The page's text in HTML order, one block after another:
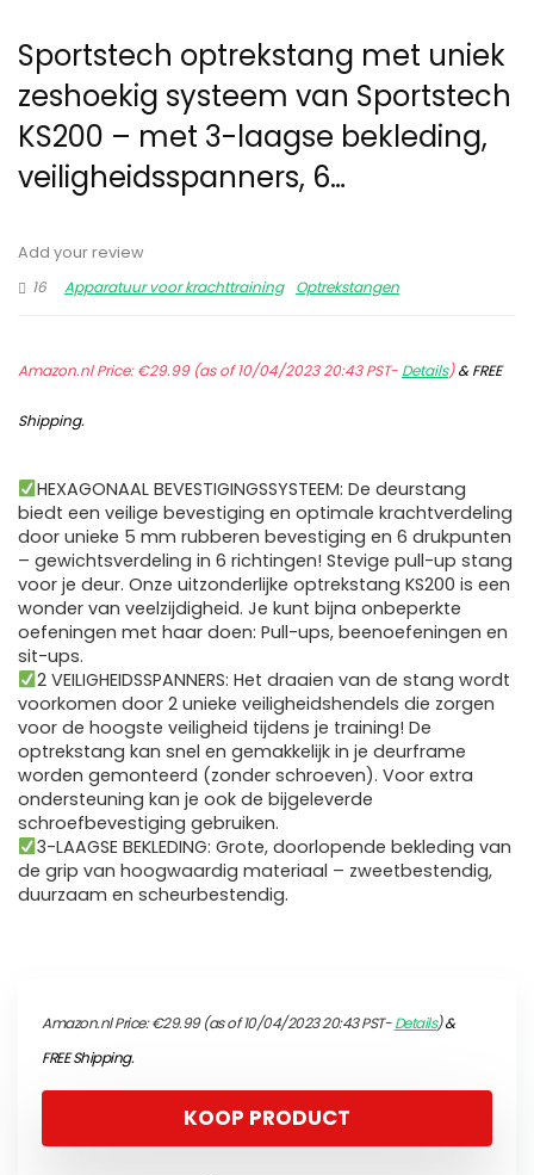
Sportstech optrekstang met uniek
zeshoekig systeem van Sportstech
KS200 – met 3-laagse bekleding,
veiligheidsspanners, 6…
Add your review
16
Apparatuur voor krachttraining Optrekstangen
Amazon.nl Price:€29.99(as of 10/04/2023 20:43 PST- Details)&FREE
Shipping.
HEXAGONAAL BEVESTIGINGSSYSTEEM: De deurstang
biedt een veilige bevestiging en optimale krachtverdeling
door unieke 5 mm rubberen bevestiging en 6 drukpunten
– gewichtsverdeling in 6 richtingen! Stevige pull-up stang
voor je deur. Onze uitzonderlijke optrekstang KS200 is een
wonder van veelzijdigheid. Je kunt bijna onbeperkte
oefeningen met haar doen: Pull-ups, beenoefeningen en
sit-ups.
2 VEILIGHEIDSSPANNERS: Het draaien van de stang wordt
voorkomen door 2 unieke veiligheidshendels die zorgen
voor de hoogste veiligheid tijdens je training! De
optrekstang kan snel en gemakkelijk in je deurframe
worden gemonteerd (zonder schroeven). Voor extra
ondersteuning kan je ook de bijgeleverde
schroefbevestiging gebruiken.
3-LAAGSE BEKLEDING: Grote, doorlopende bekleding van
de grip van hoogwaardig materiaal – zweetbestendig,
duurzaam en scheurbestendig.
Amazon.nl Price:€29.99(as of 10/04/2023 20:43 PST-Details)&
FREE Shipping.
KOOP PRODUCT